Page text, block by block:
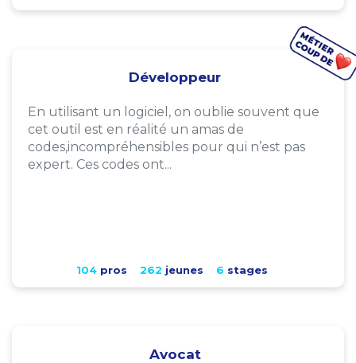
Développeur
En utilisant un logiciel, on oublie souvent que
cet outil est en réalité un amas de
codes,incompréhensibles pour qui n’est pas
expert. Ces codes ont...
104pros 262 jeunes 6 stages
Avocat